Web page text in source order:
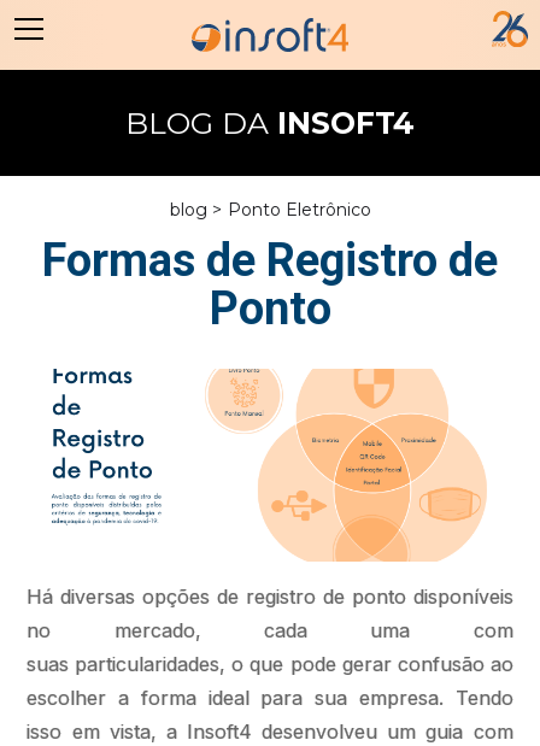
BLOG DAINSOFT4
blog > Ponto Eletrônico
Formas de Registro de
Ponto
Há diversas opções de registro de ponto disponíveis
no mercado, cada uma com
suas particularidades, o que pode gerar confusão ao
escolher a forma ideal para sua empresa. Tendo
isso em vista, a Insoft4 desenvolveu um guia com